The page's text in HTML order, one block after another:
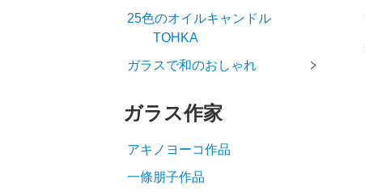
25色のオイルキャンドル
TOHKA
ガラスで和のおしゃれ
ガラス作家
アキノヨーコ作品
一條朋子作品